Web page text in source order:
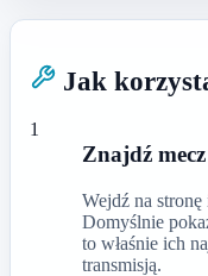
Jak
1
Znajdź mecz
Wejdź na
Domyślnie
to właśnie ich
transmisją.